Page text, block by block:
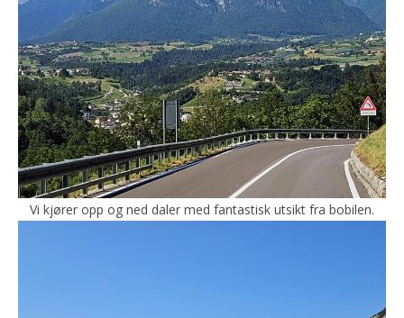
Vi kjører opp og ned daler med fantastisk utsikt fra bobilen.